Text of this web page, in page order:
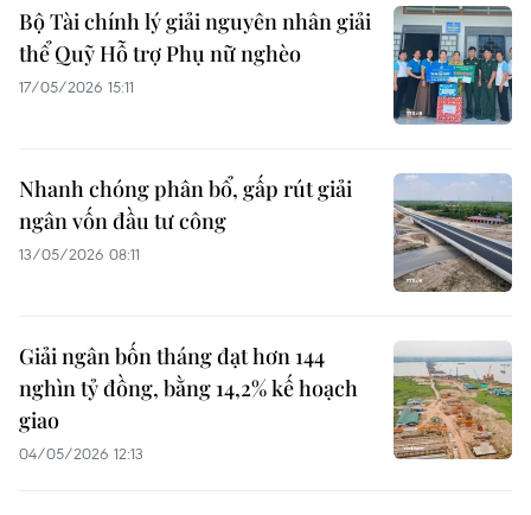
Bộ Tài chính lý giải nguyên nhân giải
thể Quỹ Hỗ trợ Phụ nữ nghèo
17/05/2026 15:11
Nhanh chóng phân bổ, gấp rút giải
ngân vốn đầu tư công
13/05/2026 08:11
Giải ngân bốn tháng đạt hơn 144
nghìn tỷ đồng, bằng 14,2% kế hoạch
giao
04/05/2026 12:13